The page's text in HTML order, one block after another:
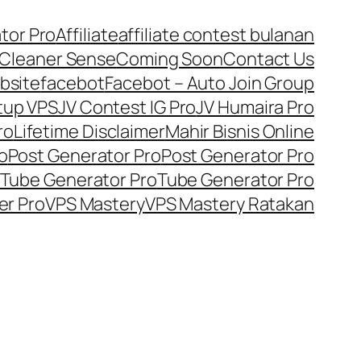
ProAffiliateaffiliate contest bulanan
SenseComing SoonContact Us
facebotFacebot – Auto Join Group
VPSJV Contest IG ProJV Humaira Pro
Lifetime DisclaimerMahir Bisnis Online
Post Generator ProPost Generator Pro
Tube Generator ProTube Generator Pro
ProVPS MasteryVPS Mastery Ratakan